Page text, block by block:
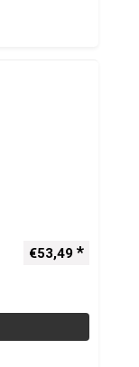
€53,49